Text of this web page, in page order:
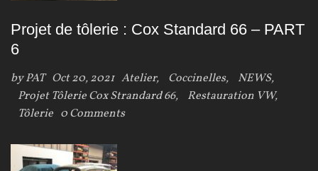
Projet de tôlerie : Cox Standard 66 – PART
6
byPAT Oct 20, 2021 Atelier, Coccinelles, NEWS,
Projet Tôlerie Cox Strandard 66, Restauration VW,
Tôlerie 0 Comments